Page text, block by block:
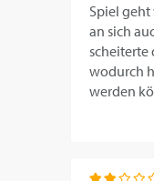
Spiel
an sich
scheiterte
wodurch
werden